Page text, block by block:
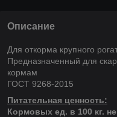
Описание
Для откорма крупного
Предназначенный для
кормам
ГОСТ 9268-2015
Питательная ценность:
Кормовых ед. в 100 кг.